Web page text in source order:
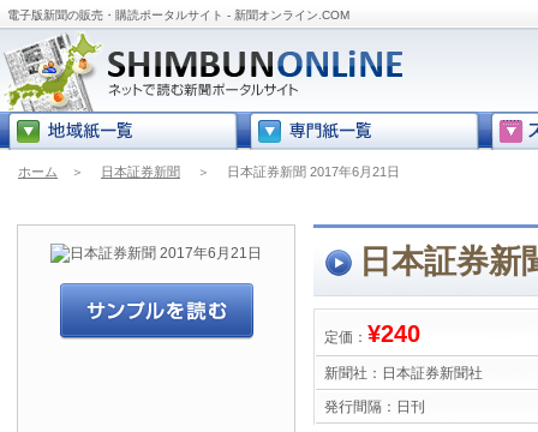
電子版新聞の販売・購読ポータルサイト - 新聞オンライン.COM
ホーム ＞ 日本証券新聞 ＞ 日本証券新聞 2017年6月21日
日本証券新
定価： ¥240
新聞社： 日本証券新聞社
発行間隔： 日刊